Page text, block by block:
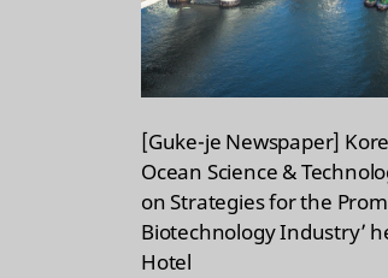
[Guke-je Newspaper]
Ocean Science &
on Strategies for the
Biotechnology Industry’
Hotel